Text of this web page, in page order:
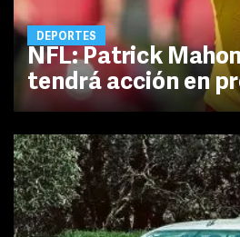
DEPORTES
NFL: Patrick
tendrá acción en